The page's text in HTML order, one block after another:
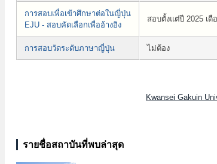
การสอบเพื่อเข้าศึกษาต่อในญี่ปุ่น
EJU - สอบคัดเลือกเพื่ออ้างอิง
สอบตั้งแต่ปี 2025 เดื
การสอบวัดระดับภาษาญี่ปุ่น ไม่ต้อง
Kwansei Gakuin
รายชื่อสถาบันที่พบล่าสุด